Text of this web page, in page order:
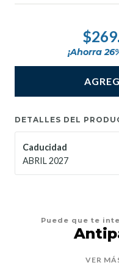
¡Ahorra 26
DETALLES DEL
Caducidad
ABRIL 2027
Puede que te
VER